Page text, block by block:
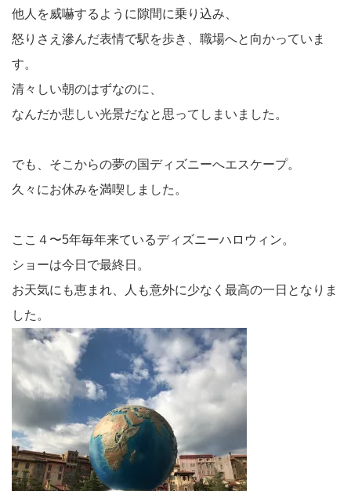
他人を威嚇するように隙間に乗り込み、
怒りさえ滲んだ表情で駅を歩き、職場へと向かっていま
す。
清々しい朝のはずなのに、
なんだか悲しい光景だなと思ってしまいました。
でも、そこからの夢の国ディズニーへエスケープ。
久々にお休みを満喫しました。
ここ４〜5年毎年来ているディズニーハロウィン。
ショーは今日で最終日。
お天気にも恵まれ、人も意外に少なく最高の一日となりま
した。